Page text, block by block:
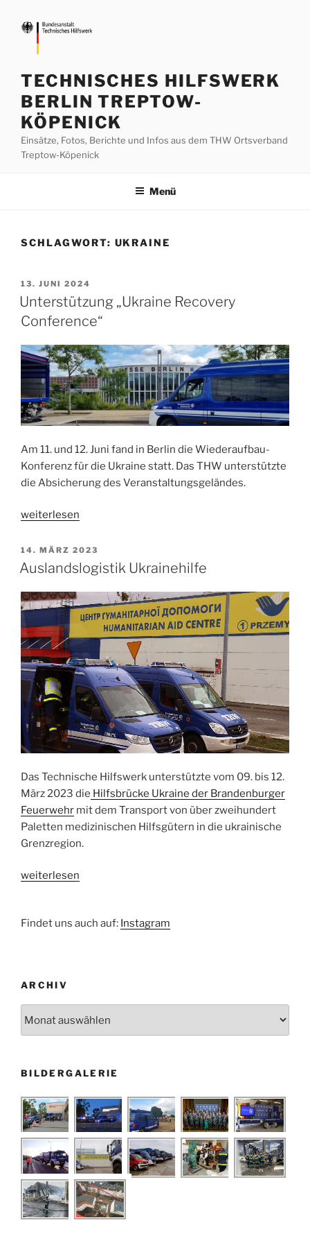
Inhalt
springen
TECHNISCHES HILFSWERK
BERLIN TREPTOW-
KÖPENICK
Einsätze, Fotos, Berichte und Infos aus dem THW Ortsverband
Treptow-Köpenick
Menü
SCHLAGWORT: UKRAINE
VERÖFFENTLICHT
AM
13. JUNI 2024
Unterstützung „Ukraine Recovery
Conference“
Am 11. und 12. Juni fand in Berlin die Wiederaufbau-
Konferenz für die Ukraine statt. Das THW unterstützte
die Absicherung des Veranstaltungsgeländes.
„Unterstützung
Recovery
Conference““
weiterlesen
VERÖFFENTLICHT
AM
14. MÄRZ 2023
Auslandslogistik Ukrainehilfe
Das Technische Hilfswerk unterstützte vom 09. bis 12.
März 2023 die Hilfsbrücke Ukraine der Brandenburger
Feuerwehr mit dem Transport von über zweihundert
Paletten medizinischen Hilfsgütern in die ukrainische
Grenzregion.
„Auslandslogistik
weiterlesen
Findet uns auch auf: Instagram
ARCHIV
BILDERGALERIE